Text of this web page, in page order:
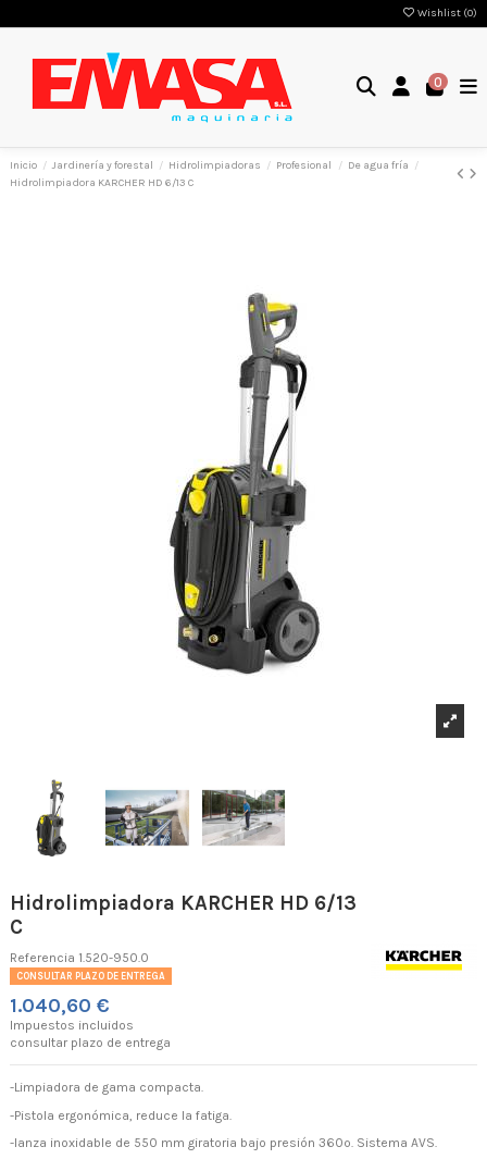
Wishlist (0)
0
Inicio Jardinería y forestal Hidrolimpiadoras Profesional
De agua fría
Hidrolimpiadora KARCHER HD 6/13 C
Hidrolimpiadora KARCHER HD 6/13
C
Referencia 1.520-950.0
CONSULTAR PLAZO DE ENTREGA
1.040,60 €
Impuestos incluidos
consultar plazo de entrega
-Limpiadora de gama compacta.
-Pistola ergonómica, reduce la fatiga.
-lanza inoxidable de 550 mm giratoria bajo presión 360º. Sistema AVS.